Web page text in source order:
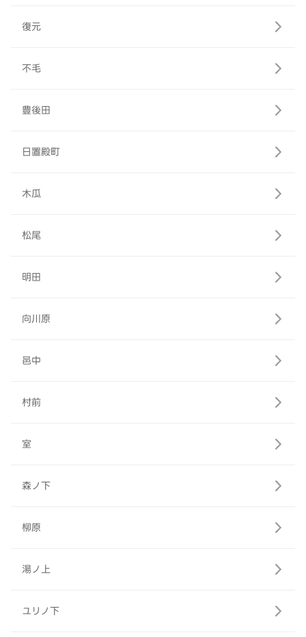
復元
不毛
豊後田
日置殿町
木瓜
松尾
明田
向川原
邑中
村前
室
森ノ下
柳原
湯ノ上
ユリノ下